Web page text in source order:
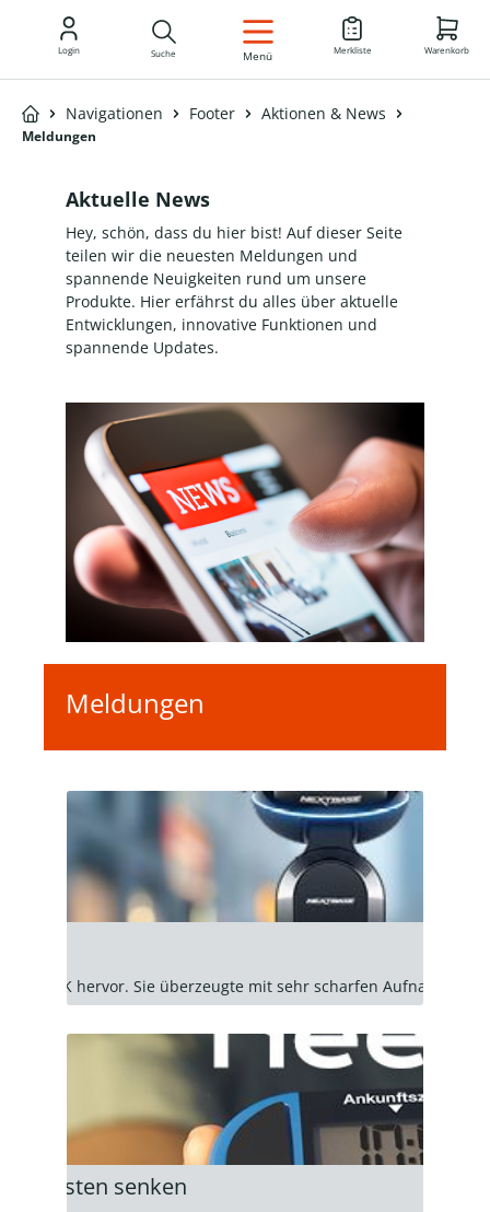
DE
Login Suche Menü Merkliste Warenkorb
Navigationen Footer Aktionen & News
Meldungen
Aktuelle News
Hey, schön, dass du hier bist! Auf dieser Seite
teilen wir die neuesten Meldungen und
spannende Neuigkeiten rund um unsere
Produkte. Hier erfährst du alles über aktuelle
Entwicklungen, innovative Funktionen und
spannende Updates.
Meldungen
iQ 4K hervor. Sie überzeugte mit sehr scharfen Aufnahmen
& Kosten senken